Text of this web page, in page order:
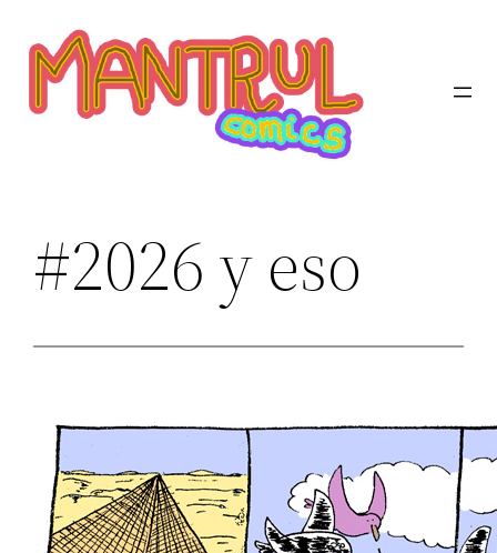
contenido
#2026 y eso